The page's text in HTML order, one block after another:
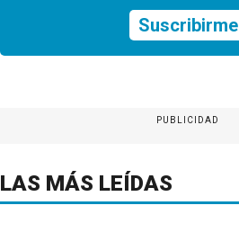
Suscribirme
PUBLICIDAD
LAS MÁS LEÍDAS